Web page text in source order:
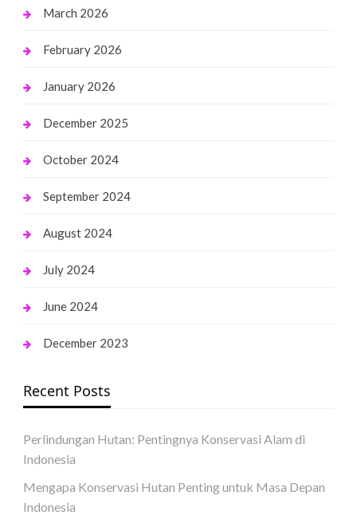
March 2026
February 2026
January 2026
December 2025
October 2024
September 2024
August 2024
July 2024
June 2024
December 2023
Recent Posts
Perlindungan Hutan: Pentingnya Konservasi Alam di
Indonesia
Mengapa Konservasi Hutan Penting untuk Masa Depan
Indonesia